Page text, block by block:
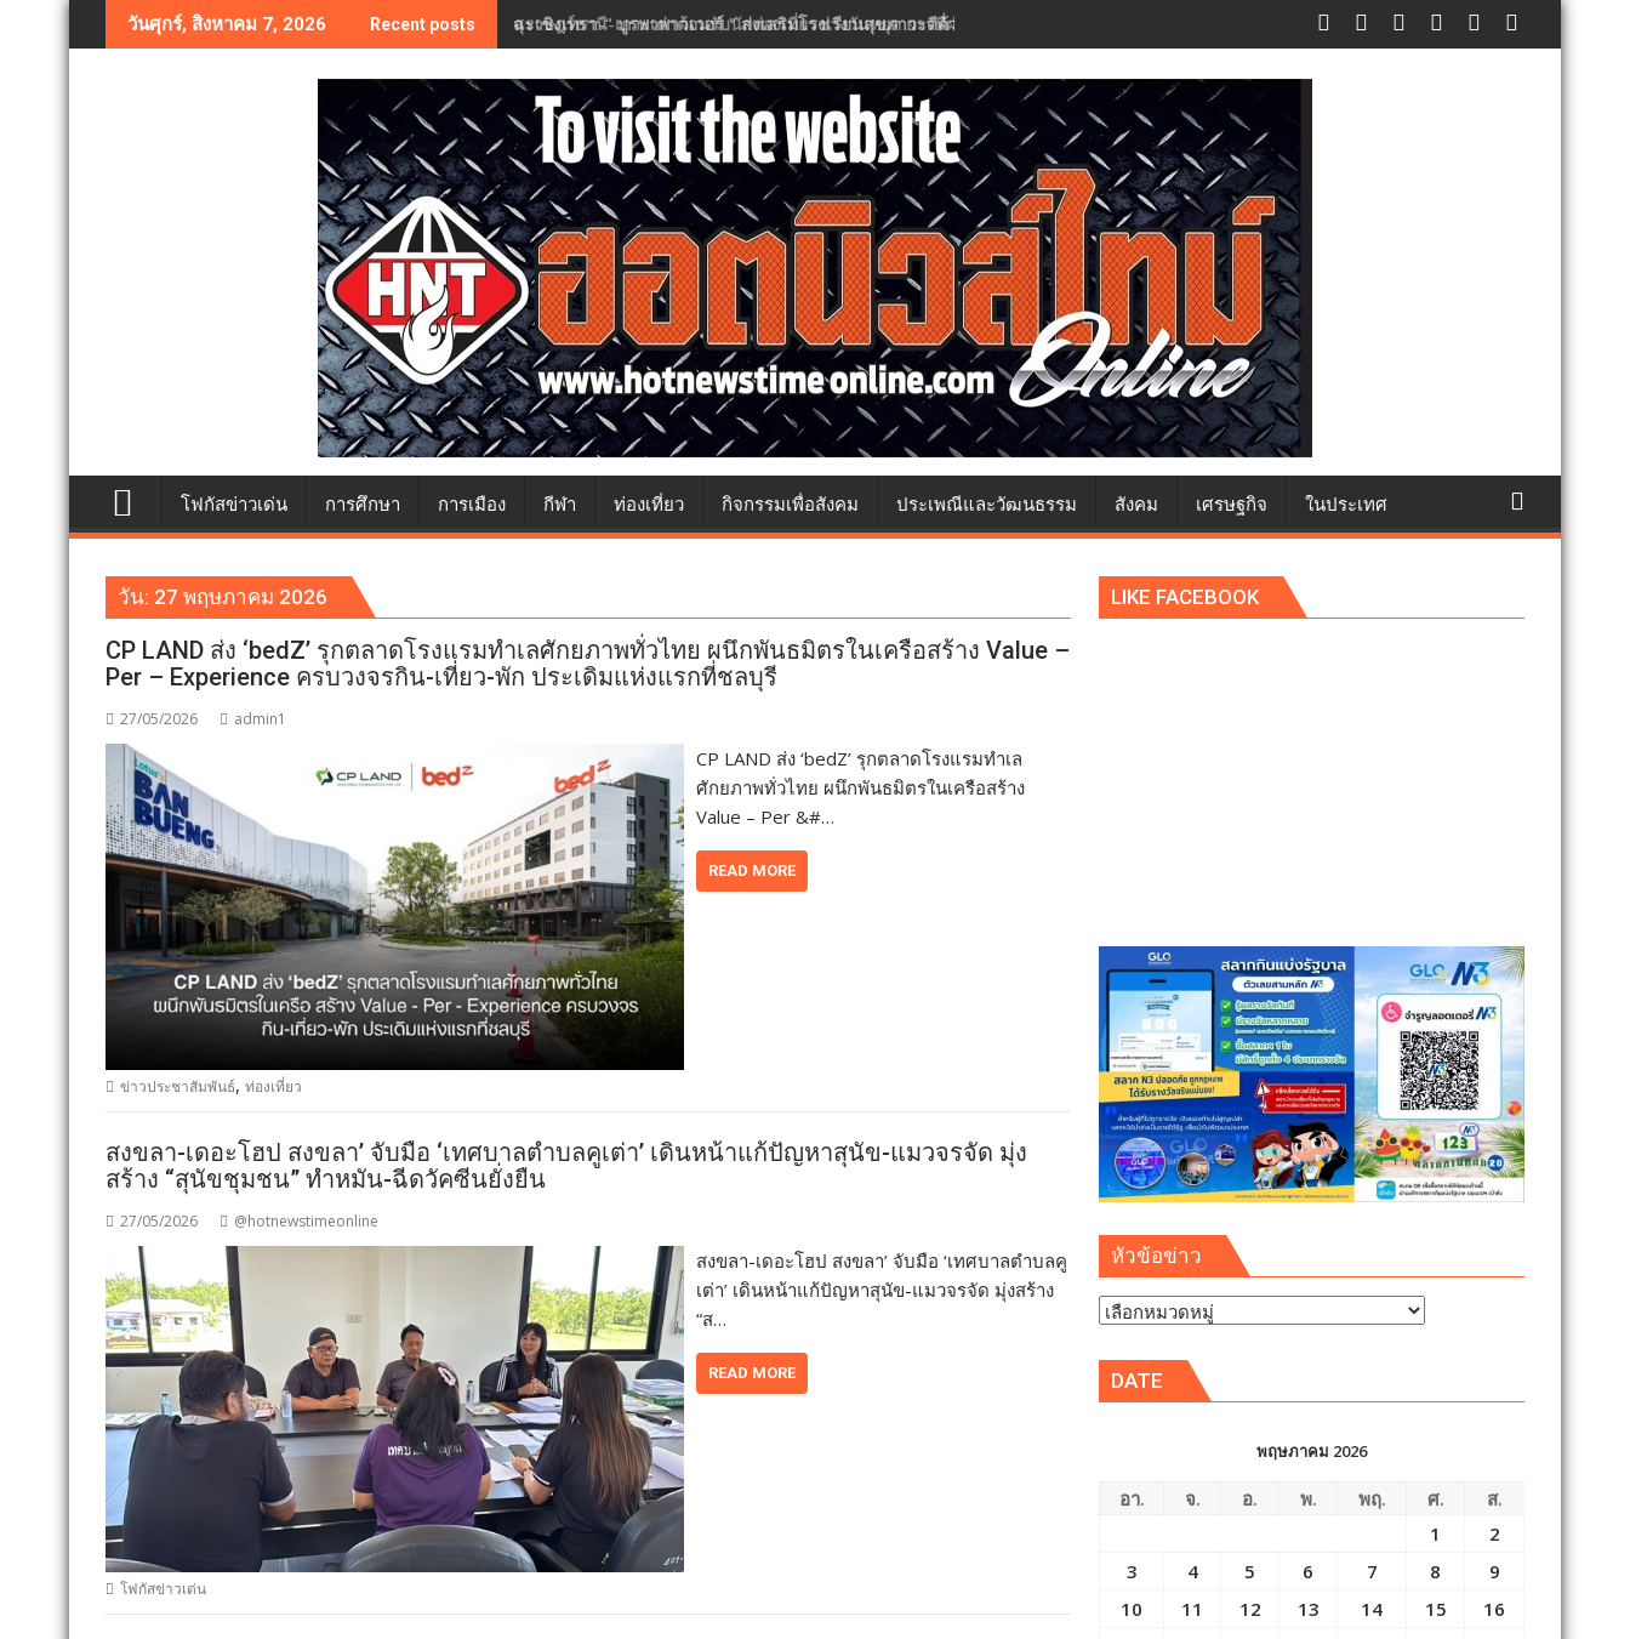
to
วันศุกร์, สิงหาคม 7, 2026 Recent posts ฉะเชิงเทรา-​“ บูรพาพาวเวอร์ " ส่งเสริมโรงเรียนสุขภาวะดีด้วยจุลินทรีย์” ( Healthy school) เสริมความรู้เยาวชนจัดการสิ่งแวดล้อมปลอดภัยยั่งยืน
โฟกัสข่าวเด่น การศึกษา การเมือง กีฬา ท่องเที่ยว กิจกรรมเพื่อสังคม ประเพณีและวัฒนธรรม สังคม เศรษฐกิจ ในประเทศ
วัน: 27 พฤษภาคม 2026
CP LAND ส่ง ‘bedZ’ รุกตลาดโรงแรมทำเลศักยภาพทั่วไทย ผนึกพันธมิตรในเครือสร้าง Value –
Per – Experience ครบวงจรกิน-เที่ยว-พัก ประเดิมแห่งแรกที่ชลบุรี
27/05/2026 admin1
CP LAND ส่ง ‘bedZ’ รุกตลาดโรงแรมทำเล
ศักยภาพทั่วไทย ผนึกพันธมิตรในเครือสร้าง
Value – Per &#…
READ MORE
ข่าวประชาสัมพันธ์, ท่องเที่ยว
สงขลา-เดอะโฮป สงขลา’ จับมือ ‘เทศบาลตำบลคูเต่า’ เดินหน้าแก้ปัญหาสุนัข-แมวจรจัด มุ่ง
สร้าง “สุนัขชุมชน” ทำหมัน-ฉีดวัคซีนยั่งยืน
27/05/2026 @hotnewstimeonline
สงขลา-เดอะโฮป สงขลา’ จับมือ ‘เทศบาลตำบลคู
เต่า’ เดินหน้าแก้ปัญหาสุนัข-แมวจรจัด มุ่งสร้าง
“ส…
READ MORE
โฟกัสข่าวเด่น
LIKE FACEBOOK
หัวข้อข่าว
หัวข้อ
DATE
พฤษภาคม 2026
อา. จ. อ. พ. พฤ. ศ.
ส.
1
2
3
4 5 6 7 8
9
10
11 12 13 14 15
16